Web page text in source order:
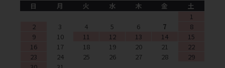
日
月 火 水 木 金
土
1
2
3 4 5 6 7
8
9
10 11 12 13 14
15
16
17 18 19 20 21
22
23
24 25 26 27 28
29